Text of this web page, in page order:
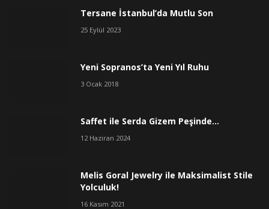
Tersane İstanbul’da Mutlu Son
25 Eylül 2023
Yeni Sopranos’ta Yeni Yıl Ruhu
3 Ocak 2018
Saffet ile Serda Gizem Peşinde…
12 Haziran 2024
Melis Goral Jewelry ile Maksimalist Stile
Yolculuk!
16 Kasım 2021